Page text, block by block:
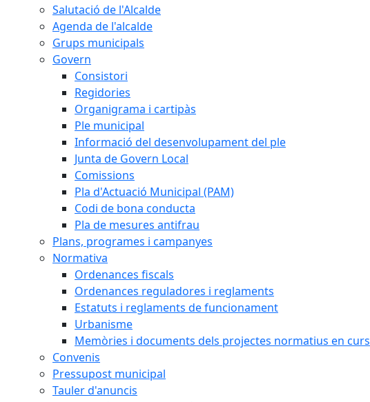
Salutació de l'Alcalde
Agenda de l'alcalde
Grups municipals
Govern
Consistori
Regidories
Organigrama i cartipàs
Ple municipal
Informació del desenvolupament del ple
Junta de Govern Local
Comissions
Pla d'Actuació Municipal (PAM)
Codi de bona conducta
Pla de mesures antifrau
Plans, programes i campanyes
Normativa
Ordenances fiscals
Ordenances reguladores i reglaments
Estatuts i reglaments de funcionament
Urbanisme
Memòries i documents dels projectes normatius en curs
Convenis
Pressupost municipal
Tauler d'anuncis